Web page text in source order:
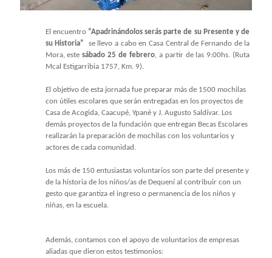
El encuentro“Apadrinándolos serás parte de su Presente y de
su Historia”
se llevo a cabo en Casa Central de Fernando de la
Mora, este sábado 25 de febrero, a partir de las 9:00hs. (Ruta
Mcal Estigarribia 1757, Km. 9).
El objetivo de esta jornada fue preparar más de 1500 mochilas
con útiles escolares que serán entregadas en los proyectos de
Casa de Acogida, Caacupé, Ypané y J. Augusto Saldívar. Los
demás proyectos de la fundación que entregan Becas Escolares
realizarán la preparación de mochilas con los voluntarios y
actores de cada comunidad.
Los más de 150 entusiastas voluntarios son parte del presente y
de la historia de los niños/as de Dequeníal contribuir con un
gesto que garantiza el ingreso o permanencia de los niños y
niñas, en la escuela.
Además, contamos con el apoyo de voluntarios de empresas
aliadas que dieron estos testimonios: